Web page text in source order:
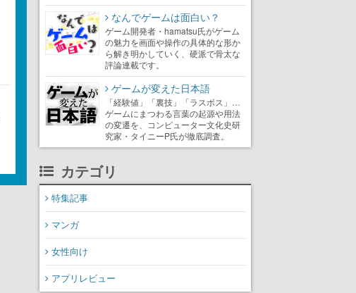
なんでゲームは面白い？
ゲーム開発者・hamatsu氏がゲーム
の魅力を画面や操作の具体的な形か
ら解き明かしていく、硬派で骨太な
評論連載です。
ゲームが変えた日本語
「経験値」「裏技」「ラスボス」…
ゲームにまつわる言葉の起源や用法
の変遷を、コンピューター文化史研
究家・タイニーP氏が徹底調査。
カテゴリ
特集記事
マンガ
女性向け
アプリレビュー